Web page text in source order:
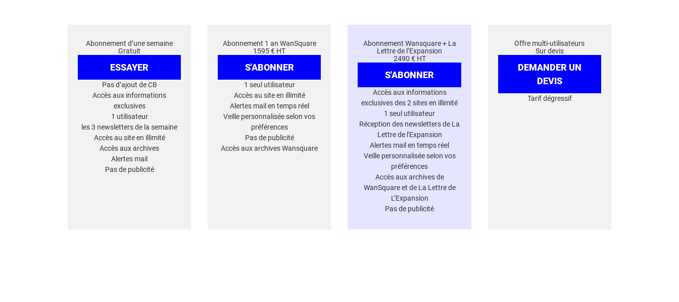
Abonnement d’une semaine
Gratuit
ESSAYER
Pas d’ajout de CB
Accès aux informations
exclusives
1 utilisateur
les 3 newsletters de la semaine
Accès au site en illimité
Accès aux archives
Alertes mail
Pas de publicité
Abonnement 1 an WanSquare
1595 € HT
S'ABONNER
1 seul utilisateur
Accès au site en illimité
Alertes mail en temps réel
Veille personnalisée selon vos
préférences
Pas de publicité
Accès aux archives Wansquare
Abonnement Wansquare + La
Lettre de l’Expansion
2490 € HT
S'ABONNER
Accès aux informations
exclusives des 2 sites en illimité
1 seul utilisateur
Réception des newsletters de La
Lettre de l'Expansion
Alertes mail en temps réel
Veille personnalisée selon vos
préférences
Accès aux archives de
WanSquare et de La Lettre de
L’Expansion
Pas de publicité
Offre multi-utilisateurs
Sur devis
DEMANDER UN
DEVIS
Tarif dégressif